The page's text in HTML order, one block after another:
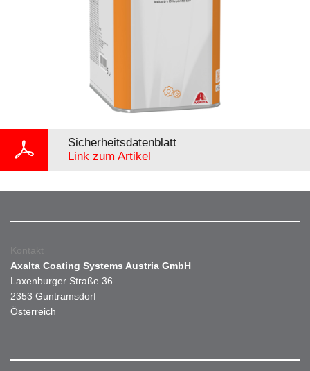
Sicherheitsdatenblatt
Link zum Artikel
Kontakt
Axalta Coating Systems Austria GmbH
Laxenburger Straße 36
2353 Guntramsdorf
Österreich